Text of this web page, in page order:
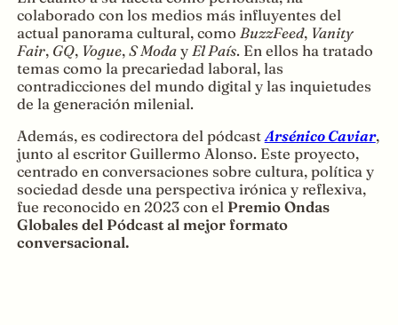
colaborado con los medios más influyentes del
actual panorama cultural, como BuzzFeed, Vanity
Fair, GQ, Vogue, S Moday El País. En ellos ha tratado
temas como la precariedad laboral, las
contradicciones del mundo digital y las inquietudes
de la generación milenial.
Además, es codirectora del pódcastArsénico Caviar,
junto al escritor Guillermo Alonso. Este proyecto,
centrado en conversaciones sobre cultura, política y
sociedad desde una perspectiva irónica y reflexiva,
fue reconocido en 2023 con el Premio Ondas
Globales del Pódcast al mejor formato
conversacional.